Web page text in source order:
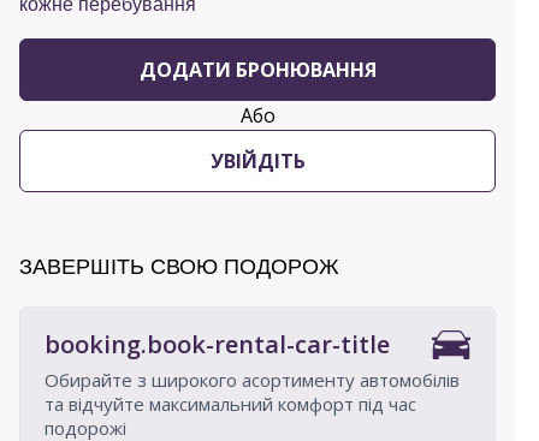
кожне перебування
ДОДАТИ БРОНЮВАННЯ
Або
УВІЙДІТЬ
ЗАВЕРШІТЬ СВОЮ ПОДОРОЖ
booking.book-rental-car-title
Обирайте з широкого асортименту автомобілів
та відчуйте максимальний комфорт під час
подорожі